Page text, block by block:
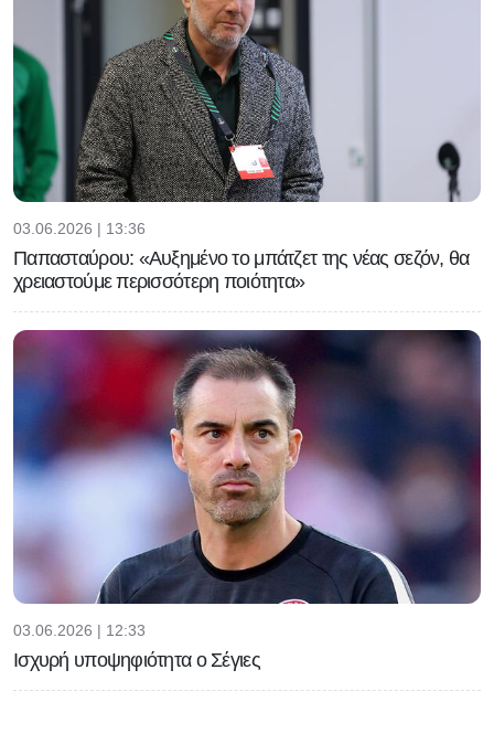
03.06.2026 | 13:36
Παπασταύρου: «Αυξημένο το μπάτζετ της νέας σεζόν, θα
χρειαστούμε περισσότερη ποιότητα»
03.06.2026 | 12:33
Ισχυρή υποψηφιότητα ο Σέγιες